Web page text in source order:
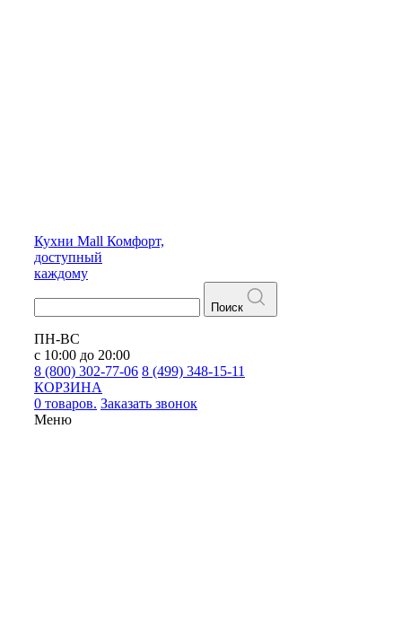
Кухни Mall Комфорт,
доступный
каждому
Поиск
ПН-ВС
с 10:00 до 20:00
8 (800) 302-77-06 8 (499) 348-15-11
КОРЗИНА
0 товаров. Заказать звонок
Меню